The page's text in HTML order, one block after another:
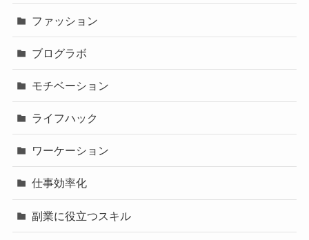
ファッション
ブログラボ
モチベーション
ライフハック
ワーケーション
仕事効率化
副業に役立つスキル